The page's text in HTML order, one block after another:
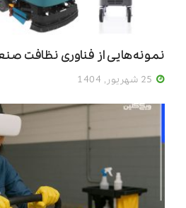
نمونه‌هایی از فناوری نظافت